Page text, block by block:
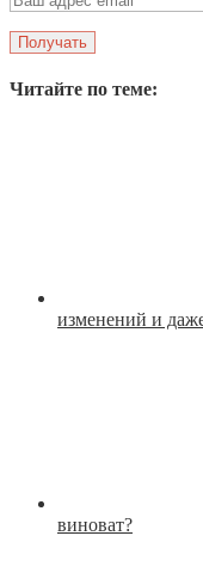
Читайте по теме:
изменений и
виноват?